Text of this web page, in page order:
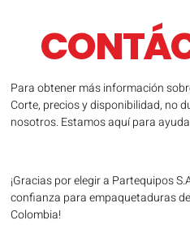
Para obtener más información
Corte, precios y disponibilidad, no
nosotros. Estamos aquí para
¡Gracias por elegir a Partequipos
confianza para empaquetaduras
Colombia!